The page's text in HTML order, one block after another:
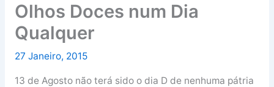
Olhos Doces num Dia
Qualquer
27 Janeiro, 2015
13 de Agosto não terá sido o dia D de nenhuma pátria